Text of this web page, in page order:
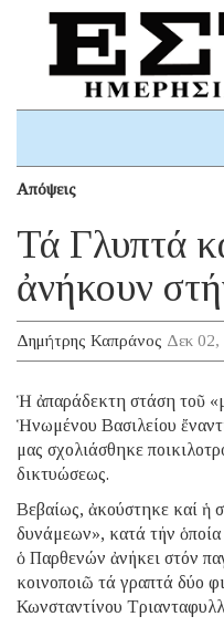
Απόψεις
Τά Γλυπτά
ἀνήκουν
Δημήτρης Καπράνος Δεκ 02,
Ἡ ἀπαράδεκτη στάση τοῦ
Ἡνωμένου Βασιλείου
μας σχολιάσθηκε
δικτυώσεως.
Βεβαίως, ἀκούστηκε καί ἡ
δυνάμεων», κατά τήν ὁποία
ὁ Παρθενών ἀνήκει στόν
κοινοποιῶ τά γραπτά δύο
Κωνσταντίνου